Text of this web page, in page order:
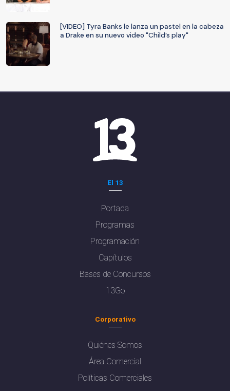
[VIDEO] Tyra Banks le lanza un pastel en la cabeza
a Drake en su nuevo video "Child’s play"
El 13
Portada
Programas
Programación
Capítulos
Bases de Concursos
13Go
Corporativo
Quiénes Somos
Área Comercial
Políticas Comerciales